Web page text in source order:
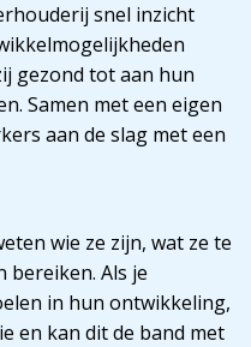
snel inzicht
gezond tot aan hun
Samen met een eigen
aan de slag met een
wie ze zijn, wat ze te
bereiken. Als je
in hun ontwikkeling,
en kan dit de band met